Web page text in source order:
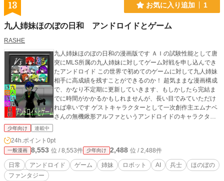
13 お気に入り追加 1
九人姉妹ほのぼの日和 アンドロイドとゲーム
RASHE
九人姉妹ほのぼの日和の漫画版です ＡＩの試験性能として唐
突にMLS所属の九人姉妹に対してゲーム対戦を申し込んでき
たアンドロイド この世界で初めてのゲームに対して九人姉妹
相手に高成績を残すことができるのか！ 超気ままな漫画構成
で、かなり不定期に更新していきます、もしかしたら完結ま
でに時間がかかるかもしれませんが、長い目でみていただけ
れば幸いです ゲストキャラクターとして一次創作主エムナベ
さんの無機鍬形アルファというアンドロイドのキャラクター
少年向け 連載中
24h.ポイント 0pt
一般漫画 8,553 位 / 8,553件 少年向け 2,488 位 / 2,488件
日常 アンドロイド ゲーム 姉妹 ロボット AI 兵士
ほのぼの
ファンタジー